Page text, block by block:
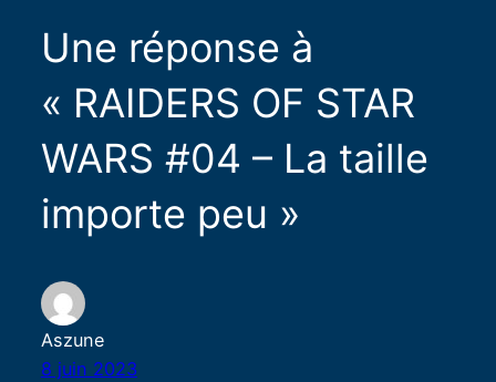
Une réponse à
« RAIDERS OF STAR
WARS #04 – La taille
importe peu »
Aszune
8 juin 2023